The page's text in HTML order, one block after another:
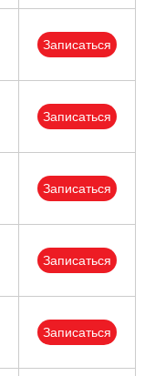
Записаться
Записаться
Записаться
Записаться
Записаться